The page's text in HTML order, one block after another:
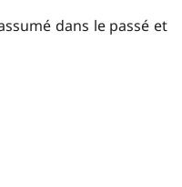
dans le passé et